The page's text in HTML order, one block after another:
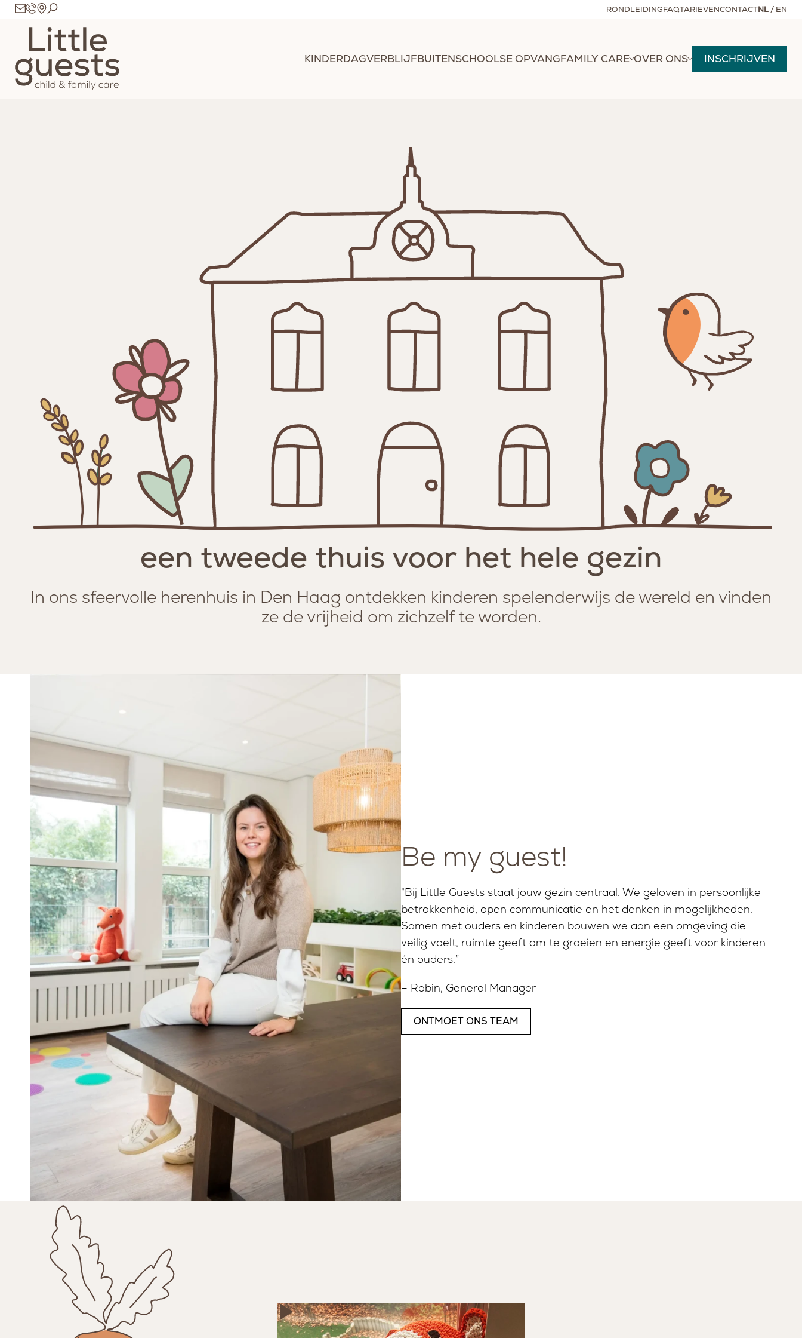
SERVICES
LOUNGE
MISSIE EN VISIE
TEAM
VEILIGHEID EN KWALITEIT
RONDLEIDINGFAQTARIEVENCONTACTNL / EN
KINDERDAGVERBLIJFBUITENSCHOOLSE OPVANGFAMILY CARE OVER ONS INSCHRIJVEN
een tweede thuis voor het hele gezin
In ons sfeervolle herenhuis in Den Haag ontdekken kinderen spelenderwijs de wereld en vinden
ze de vrijheid om zichzelf te worden.
Be my guest!
“Bij Little Guests staat jouw gezin centraal. We geloven in persoonlijke
betrokkenheid, open communicatie en het denken in mogelijkheden.
Samen met ouders en kinderen bouwen we aan een omgeving die
veilig voelt, ruimte geeft om te groeien en energie geeft voor kinderen
én ouders.”
– Robin, General Manager
ONTMOET ONS TEAM